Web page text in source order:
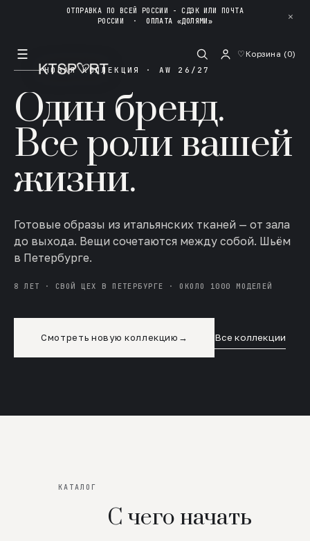
ОТПРАВКА ПО ВСЕЙ РОССИИ - СДЭК ИЛИ ПОЧТА
РОССИИ ·ОПЛАТА «ДОЛЯМИ» ✕
☰ ♡Корзина (0)
НОВАЯ КОЛЛЕКЦИЯ · AW 26/27
Один бренд.
Все роли вашей
жизни.
Готовые образы из итальянских тканей — от зала
до выхода. Вещи сочетаются между собой. Шьём
в Петербурге.
8 ЛЕТ · СВОЙ ЦЕХ В ПЕТЕРБУРГЕ · ОКОЛО 1000 МОДЕЛЕЙ
Смотреть новую коллекцию → Все коллекции
КАТАЛОГ
С чего начать